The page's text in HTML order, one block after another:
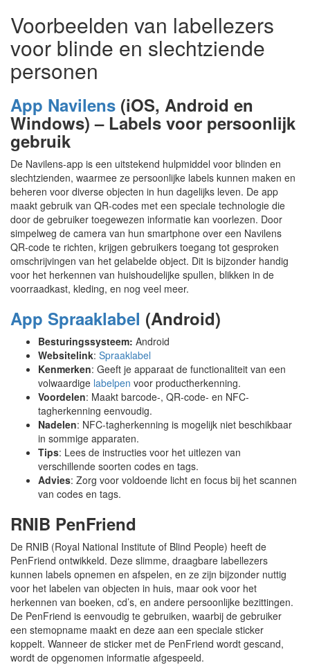
Voorbeelden van labellezers
voor blinde en slechtziende
personen
App Navilens (iOS, Android en
Windows) – Labels voor persoonlijk
gebruik
De Navilens-app is een uitstekend hulpmiddel voor blinden en
slechtzienden, waarmee ze persoonlijke labels kunnen maken en
beheren voor diverse objecten in hun dagelijks leven. De app
maakt gebruik van QR-codes met een speciale technologie die
door de gebruiker toegewezen informatie kan voorlezen. Door
simpelweg de camera van hun smartphone over een Navilens
QR-code te richten, krijgen gebruikers toegang tot gesproken
omschrijvingen van het gelabelde object. Dit is bijzonder handig
voor het herkennen van huishoudelijke spullen, blikken in de
voorraadkast, kleding, en nog veel meer.
App Spraaklabel (Android)
Besturingssysteem: Android
Websitelink: Spraaklabel
Kenmerken: Geeft je apparaat de functionaliteit van een
volwaardige labelpen voor productherkenning.
Voordelen: Maakt barcode-, QR-code- en NFC-
tagherkenning eenvoudig.
Nadelen: NFC-tagherkenning is mogelijk niet beschikbaar
in sommige apparaten.
Tips: Lees de instructies voor het uitlezen van
verschillende soorten codes en tags.
Advies: Zorg voor voldoende licht en focus bij het scannen
van codes en tags.
RNIB PenFriend
De RNIB (Royal National Institute of Blind People) heeft de
PenFriend ontwikkeld. Deze slimme, draagbare labellezers
kunnen labels opnemen en afspelen, en ze zijn bijzonder nuttig
voor het labelen van objecten in huis, maar ook voor het
herkennen van boeken, cd’s, en andere persoonlijke bezittingen.
De PenFriend is eenvoudig te gebruiken, waarbij de gebruiker
een stemopname maakt en deze aan een speciale sticker
koppelt. Wanneer de sticker met de PenFriend wordt gescand,
wordt de opgenomen informatie afgespeeld.